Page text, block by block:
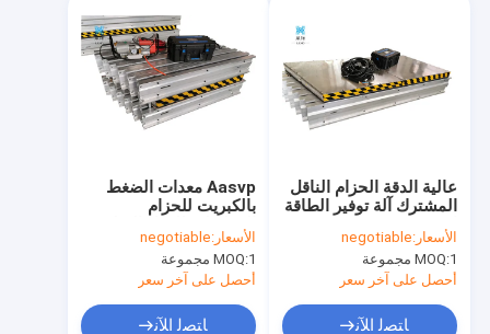
Aasvp معدات الضغط
بالكبريت للحزام
المطاطي للحبل الصلب
الأسعار:negotiable
MOQ:1 مجموعة
أحصل على آخر سعر
ﺎﺘﺼﻟ ﺍﻶﻧ
عالية الدقة الحزام الناقل
المشترك آلة توفير الطاقة
استخدام مريح
الأسعار:negotiable
MOQ:1 مجموعة
أحصل على آخر سعر
ﺎﺘﺼﻟ ﺍﻶﻧ